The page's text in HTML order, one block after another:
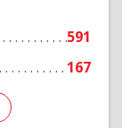
591
167